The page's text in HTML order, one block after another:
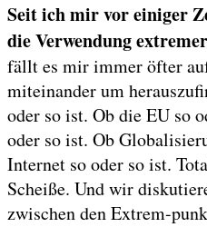
Seit ich mir vor einiger
die Verwendung
fällt es mir immer öfter
miteinander um
oder so ist. Ob die EU so
oder so ist. Ob
Internet so oder so ist.
Scheiße. Und wir
zwischen den Extrem-